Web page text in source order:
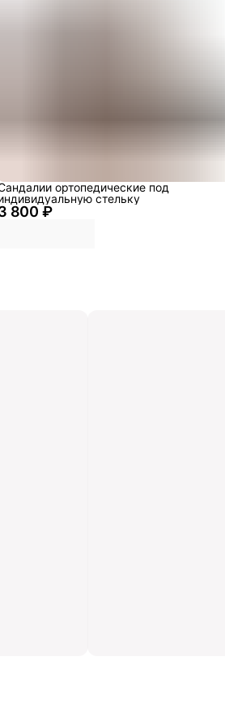
800 ₽
ортопедические под
стельку